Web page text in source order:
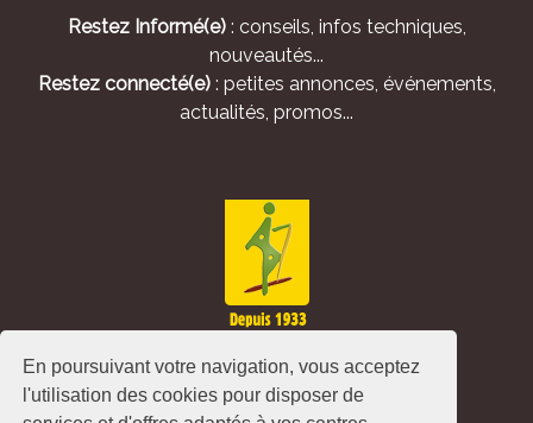
En poursuivant votre navigation, vous acceptez
l'utilisation des cookies pour disposer de
Restez Informé(e): conseils, infos techniques,
nouveautés...
Restez connecté(e): petites annonces, événements,
actualités, promos...